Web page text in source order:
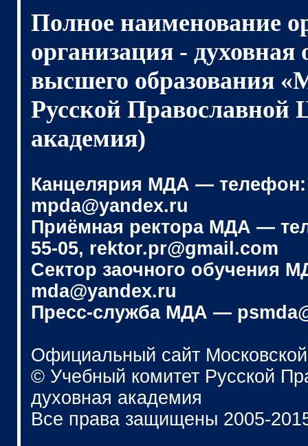
Полное наименование
организация - духовная
высшего образования
Русской Православной
академия)
Канцелярия МДА — телефон:
mpda@yandex.ru
Приёмная ректора МДА —
55-05, rektor.pr@gmail.com
Сектор заочного обучения
mda@yandex.ru
Пресс-служба МДА —
Официальный сайт
© Учебный комитет Русской
духовная академия
Все права защищены 2005-